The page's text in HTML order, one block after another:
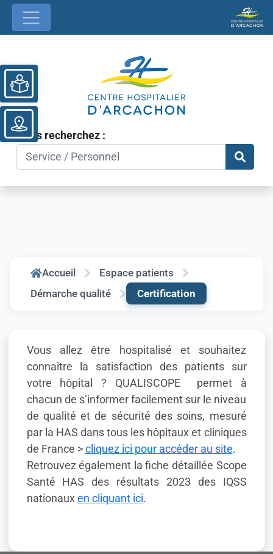
Vous recherchez :
Ouvrir la barre d’outils
Accueil
Espace patients
Démarche qualité
Certification
Vous allez être hospitalisé et souhaitez
connaître la satisfaction des patients sur
votre hôpital ? QUALISCOPE permet à
chacun de s’informer facilement sur le niveau
de qualité et de sécurité des soins, mesuré
par la HAS dans tous les hôpitaux et cliniques
de France >cliquez ici pour accéder au site.
Retrouvez également la fiche détaillée Scope
Santé HAS des résultats 2023 des IQSS
nationauxen cliquant ici.